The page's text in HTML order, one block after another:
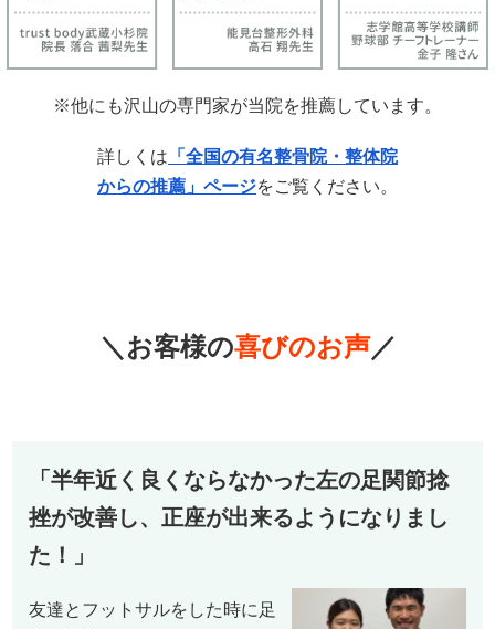
※他にも沢山の専門家が当院を推薦しています。
詳しくは 「全国の有名整骨院・整体院
からの推薦」ページをご覧ください。
＼お客様の喜びのお声／
「半年近く良くならなかった左の足関節捻
挫が改善し、正座が出来るようになりまし
た！」
友達とフットサルをした時に足